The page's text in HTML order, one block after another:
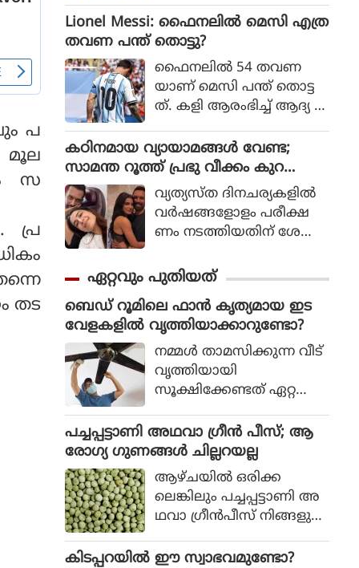
പ
മൂല
സ
പ്ര
തട
മുള്ളവരുമാണെന്ന് പറയ
പ്പെടുന്നു. എത്ര പരാജയ
ങ്ങള്‍ നേരിട്ടാലും അവര്‍
തങ്ങളുടെ സ്വപ്നങ്ങള്‍
സാക്ഷാത്കരിക്കാന്‍ ശ്ര
മിച്ചുകൊണ്ടിരിക്കും.
Lionel Messi: ഫൈനലിൽ മെസി എത്ര
തവണ പന്ത് തൊട്ടു?
ഫൈനലിൽ 54 തവണ
യാണ് മെസി പന്ത് തൊട്ട
ത്. കളി ആരംഭിച്ച് ആദ്യ 1
ച്ച് മാത്രം
കഠിനമായ വ്യായാമങ്ങള്‍ വേണ്ട;
സാമന്ത റൂത്ത് പ്രഭു വീക്കം കുറ
യ്ക്കുന്നതിനുള്ള ഏഴ് പ്രഭാത ശീലങ്ങ
ള്‍ പങ്കുവയ്ക്കുന്നു
വ്യത്യസ്ത ദിനചര്യകളില്‍
വര്‍ഷങ്ങളോളം പരീക്ഷ
ണം നടത്തിയതിന് ശേഷം
രിശീലനങ്ങള്‍ ജീവിത
ത്തിന്റെ ഭാഗമായി
മാറിയിരിക്കുന്നുവെന്ന്
സാമന്ത പറയുന്നു, ഇ
പ്പോള്‍ 21 ദിവസത്തേക്ക്
അവ പ
രീക്ഷിച്ചുനോക്കാന്‍ അവര്‍
പ്രോത്സാഹിപ്പിക്കുന്നു.
ഏറ്റവും പുതിയത്
ബെഡ് റൂമിലെ ഫാൻ കൃത്യമായ ഇട
വേളകളിൽ വൃത്തിയാക്കാറുണ്ടോ?
നമ്മൾ താമസിക്കുന്ന വീട്
വൃത്തിയായി
സൂക്ഷിക്കേണ്ടത് ഏറ്റവും
പൊടിപടലങ്ങൾ ഒ
ഴിവാക്കി വീട് വൃത്തിയായി
സൂക്ഷിക്കുമ്പോൾ നിരവ
ധി രോഗങ്ങളെ കൂടിയാണ്
നിങ്ങൾ പ്രതിരോധിക്കുന്ന
ത്. രണ്ടാഴ്ച കൂടുമ്പോൾ
എങ്കിലും വീട്ടിലെ എല്ലാ
ഫാനുകളും തുടച്ച്
പച്ചപ്പട്ടാണി അഥവാ ഗ്രീൻ പീസ്; ആ
രോഗ്യ ഗുണങ്ങൾ ചില്ലറയല്ല
ആഴ്ചയിൽ ഒരിക്ക
ലെങ്കിലും പച്ചപ്പട്ടാണി അ
ഥവാ ഗ്രീൻപീസ് നിങ്ങളുടെ
പ്പെടുത്തണം. ആരോഗ്യ
കിടപ്പറയിൽ ഈ സ്വാഭവമുണ്ടോ?